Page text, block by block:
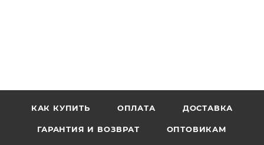
КАК КУПИТЬ ОПЛАТА ДОСТАВКА
ГАРАНТИЯ И ВОЗВРАТ ОПТОВИКАМ